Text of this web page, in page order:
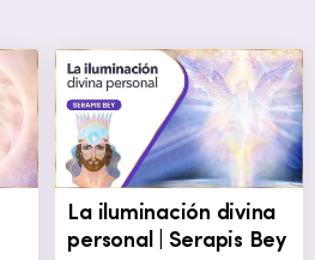
La iluminación divina
personal | Serapis Bey